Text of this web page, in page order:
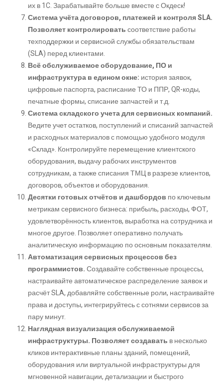
их в 1C. Зарабатывайте больше вместе с Окдеск!
Система учёта договоров, платежей и контроля SLA.
Позволяет контролироватьсоответствие работы
техподдержки и сервисной службы обязательствам
(SLA) перед клиентами.
Всё обслуживаемое оборудование, ПО и
инфраструктура в едином окне: история заявок,
цифровые паспорта, расписание ТО и ППР, QR-коды,
печатные формы, списание запчастей и т.д.
Система складского учета для сервисных компаний.
Ведите учет остатков, поступлений и списаний запчастей
и расходных материалов с помощью удобного модуля
«Склад». Контролируйте перемещение клиентского
оборудования, выдачу рабочих инструментов
сотрудникам, а также списания ТМЦ в разрезе клиентов,
договоров, объектов и оборудования.
Десятки готовых отчётов и дашбордов по ключевым
метрикам сервисного бизнеса: прибыль, расходы, ФОТ,
удовлетворённость клиентов, выработка на сотрудника и
многое другое. Позволяет оперативно получать
аналитическую информацию по основным показателям.
Автоматизация сервисных процессов без
программистов.Создавайте собственные процессы,
настраивайте автоматическое распределение заявок и
расчёт SLA, добавляйте собственные роли, настраивайте
права и доступы, интегрируйтесь с сотнями сервисов за
пару минут.
Наглядная визуализация обслуживаемой
инфраструктуры. Позволяет создавать в несколько
кликов интерактивные планы зданий, помещений,
оборудования или виртуальной инфраструктуры для
мгновенной навигации, детализации и быстрого